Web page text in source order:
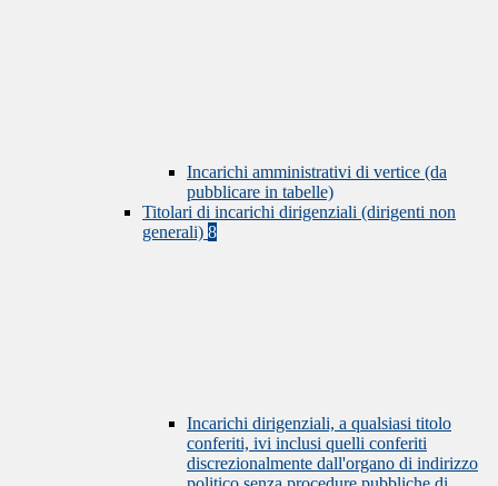
Incarichi amministrativi di vertice (da
pubblicare in tabelle)
Titolari di incarichi dirigenziali (dirigenti non
generali) 8
Incarichi dirigenziali, a qualsiasi titolo
conferiti, ivi inclusi quelli conferiti
discrezionalmente dall'organo di indirizzo